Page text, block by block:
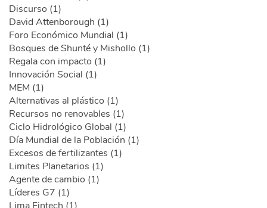
Discurso (1)
David Attenborough (1)
Foro Económico Mundial (1)
Bosques de Shunté y Mishollo (1)
Regala con impacto (1)
Innovación Social (1)
MEM (1)
Alternativas al plástico (1)
Recursos no renovables (1)
Ciclo Hidrológico Global (1)
Día Mundial de la Población (1)
Excesos de fertilizantes (1)
Limites Planetarios (1)
Agente de cambio (1)
Líderes G7 (1)